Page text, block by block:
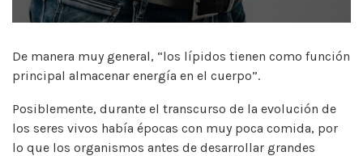
De manera muy general, “los lípidos tienen como función
principal almacenar energía en el cuerpo”.
Posiblemente, durante el transcurso de la evolución de
los seres vivos había épocas con muy poca comida, por
lo que los organismos antes de desarrollar grandes